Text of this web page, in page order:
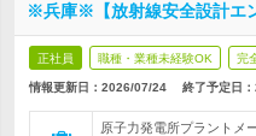
※兵庫※【放射線安全設計エ
正社員 職種・業種未経験OK 完
情報更新日：2026/07/24 終了予定日：
原子力発電所プラントメ